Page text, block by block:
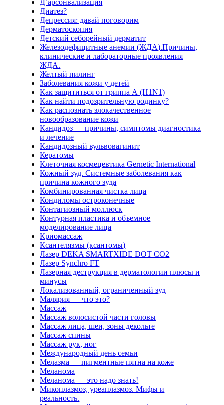
Д’арсонвализация
Диатез?
Депрессия: давай поговорим
Дерматоскопия
Детский себорейный дерматит
Железодефицитные анемии (ЖДА).Причины,
клинические и лабораторные проявления
ЖДА.
Желтый пилинг
Заболевания кожи у детей
Как защититься от гриппа А (H1N1)
Как найти подозрительную родинку?
Как распознать злокачественное
новообразование кожи
Кандидоз — причины, симптомы диагностика
и лечение
Кандидозный вульвовагинит
Кератомы
Клеточная космецевтика Gernetic International
Кожный зуд. Системные заболевания как
причина кожного зуда
Комбинированная чистка лица
Кондиломы остроконечные
Контагиозный моллюск
Контурная пластика и объемное
моделирование лица
Криомассаж
Ксантелязмы (ксантомы)
Лазер DEKA SMARTXIDE DOT CO2
Лазер Synchro FT
Лазерная деструкция в дерматологии плюсы и
минусы
Локализованный, ограниченный зуд
Малярия — что это?
Массаж
Массаж волосистой части головы
Массаж лица, шеи, зоны декольте
Массаж спины
Массаж рук, ног
Международный день семьи
Мелазма — пигментные пятна на коже
Меланома
Меланома — это надо знать!
Микоплазмоз, уреаплазмоз. Мифы и
реальность.